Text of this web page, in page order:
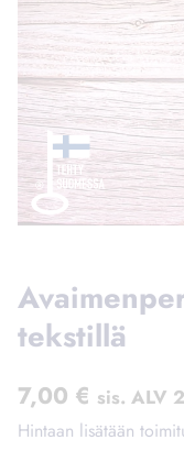
tekstillä
7,00 € sis. ALV
Hintaan lisätään